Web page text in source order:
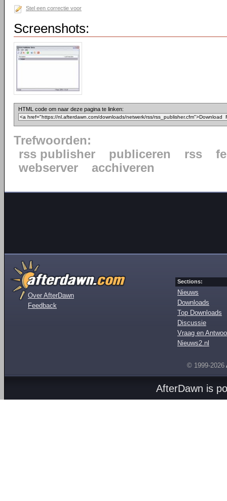
Stel een correctie voor
Screenshots:
HTML code om naar deze pagina te linken:
Trefwoorden:
rss publisher
publiceren rss
webserver
acchiveren
Over AfterDawn
Feedback
Sections:
Nieuws
Downloads
Top Downloads
Discussie
Vraag en
Nieuws2.nl
© 1999-2026
AfterDawn is